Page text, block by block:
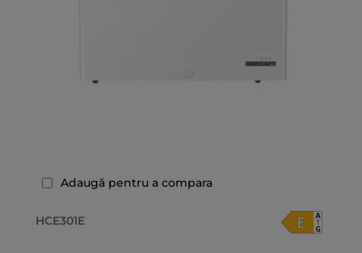
Adaugă pentru a compara
HCE301E